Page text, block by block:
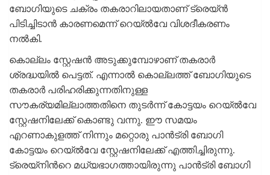
ബോഗിയുടെ ചക്രം തകരാറിലായതാണ് ട്രെയ്ൻ
പിടിച്ചിടാൻ കാരണമെന്ന് റെയ്ൽവേ വിശദീകരണം
നൽകി.
കൊല്ലം സ്റ്റേഷൻ അടുക്കുമ്പോഴാണ് തകരാർ
ശ്രദ്ധയിൽ പെട്ടത്. എന്നാൽ കൊല്ലത്ത് ബോഗിയുടെ
തകരാർ പരിഹരിക്കുന്നതിനുള്ള
സൗകര്യമില്ലാത്തതിനെ തുടർന്ന് കോട്ടയം റെയ്ൽവേ
സ്റ്റേഷനിലേക്ക് കൊണ്ടു വന്നു. ഈ സമയം
എറണാകുളത്ത് നിന്നും മറ്റൊരു പാൻട്രി ബോഗി
കോട്ടയം റെയ്ൽവേ സ്റ്റേഷനിലേക്ക് എത്തിച്ചിരുന്നു.
ട്രെയ്നിന്‍റെ മധ്യഭാഗത്തായിരുന്നു പാൻട്രി ബോഗി